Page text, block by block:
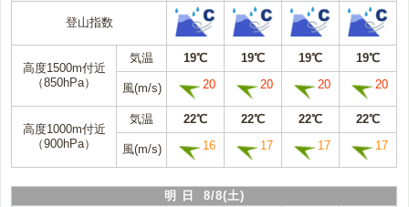
登山指数
高度1500m付近
（850hPa）
気温 19℃ 19℃ 19℃ 19℃
風(m/s) 20 20 20 20
高度1000m付近
（900hPa）
気温 22℃ 22℃ 22℃ 22℃
風(m/s) 16 17 17 17
明 日 8/8(土)